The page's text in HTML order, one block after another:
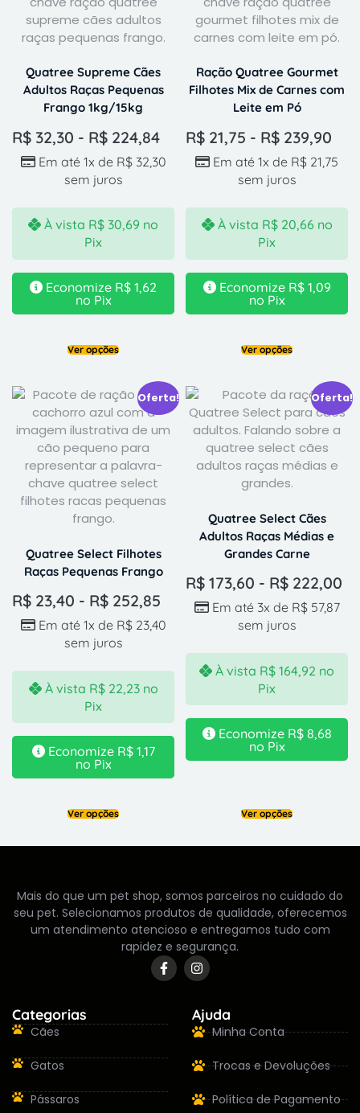
Quatree Supreme Cães
Adultos Raças Pequenas
Frango 1kg/15kg
R$ 32,30 - R$ 224,84
Em até 1x de R$32,30
sem juros
À vista R$ 30,69 no
Pix
Economize R$ 1,62
no Pix
Ver opções
Ração Quatree Gourmet
Filhotes Mix de Carnes com
Leite em Pó
R$ 21,75 - R$ 239,90
Em até 1x de R$ 21,75
sem juros
À vista R$20,66 no
Pix
Economize R$1,09
no Pix
Ver opções
Oferta!
Quatree Select Filhotes
Raças Pequenas Frango
R$ 23,40 - R$ 252,85
Em até 1x de R$23,40
sem juros
À vista R$22,23 no
Pix
Economize R$1,17
no Pix
Ver opções
Oferta!
Quatree Select Cães
Adultos Raças Médias e
Grandes Carne
R$ 173,60 - R$ 222,00
Em até 3x de R$57,87
sem juros
À vista R$ 164,92 no
Pix
Economize R$8,68
no Pix
Ver opções
Mais do que um pet shop, somos parceiros no cuidado do
seu pet. Selecionamos produtos de qualidade, oferecemos
um atendimento atencioso e entregamos tudo com
rapidez e segurança.
Categorias
Cães
Gatos
Pássaros
Ajuda
Minha Conta
Trocas e Devoluções
Política de Pagamento